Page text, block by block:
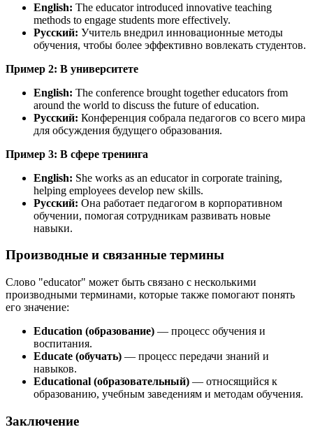
English: The educator introduced innovative teaching
methods to engage students more effectively.
Русский: Учитель внедрил инновационные методы
обучения, чтобы более эффективно вовлекать студентов.
Пример 2: В университете
English: The conference brought together educators from
around the world to discuss the future of education.
Русский: Конференция собрала педагогов со всего мира
для обсуждения будущего образования.
Пример 3: В сфере тренинга
English: She works as an educator in corporate training,
helping employees develop new skills.
Русский: Она работает педагогом в корпоративном
обучении, помогая сотрудникам развивать новые
навыки.
Производные и связанные термины
Слово "educator" может быть связано с несколькими
производными терминами, которые также помогают понять
его значение:
Education (образование) — процесс обучения и
воспитания.
Educate (обучать) — процесс передачи знаний и
навыков.
Educational (образовательный) — относящийся к
образованию, учебным заведениям и методам обучения.
Заключение